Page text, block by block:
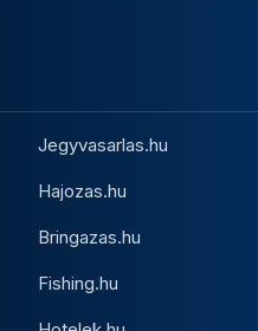
Jegyvasarlas.hu
Hajozas.hu
Bringazas.hu
Fishing.hu